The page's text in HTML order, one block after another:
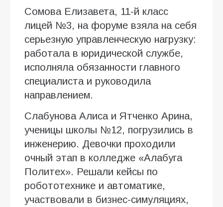
Сомова Елизавета, 11-й класс
лицей №3, на форуме взяла на себя
серьезную управленческую нагрузку:
работала в юридической службе,
исполняла обязанности главного
специалиста и руководила
направлением.
Слабунова Алиса и Ятченко Арина,
ученицы школы №12, погрузились в
инженерию. Девочки проходили
очный этап в колледже «Алабуга
Политех». Решали кейсы по
робототехнике и автоматике,
участвовали в бизнес-симуляциях,